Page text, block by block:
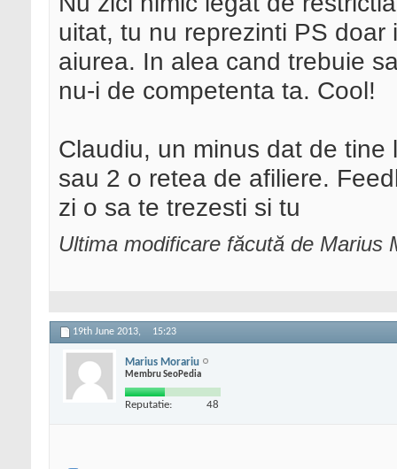
uitat, tu nu reprezinti PS
aiurea. In alea cand trebuie
nu-i de competenta ta. Cool!
Claudiu, un minus dat de
sau 2 o retea de afiliere.
zi o sa te trezesti si tu
Ultima modificare făcută de Marius
19th June 2013, 15:23
Marius Morariu
Membru SeoPedia
Reputatie: 48